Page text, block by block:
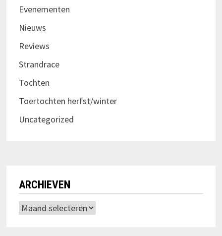
Evenementen
Nieuws
Reviews
Strandrace
Tochten
Toertochten herfst/winter
Uncategorized
ARCHIEVEN
Archieven